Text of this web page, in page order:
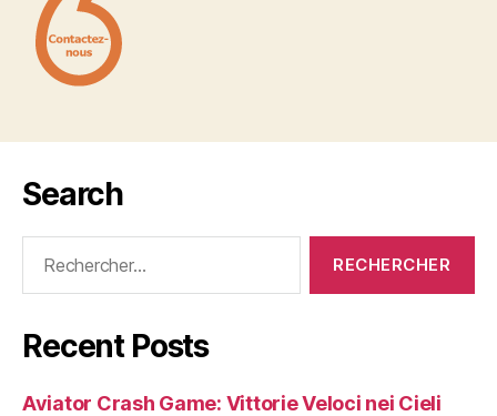
Search
Recent Posts
Aviator Crash Game: Vittorie Veloci nei Cieli